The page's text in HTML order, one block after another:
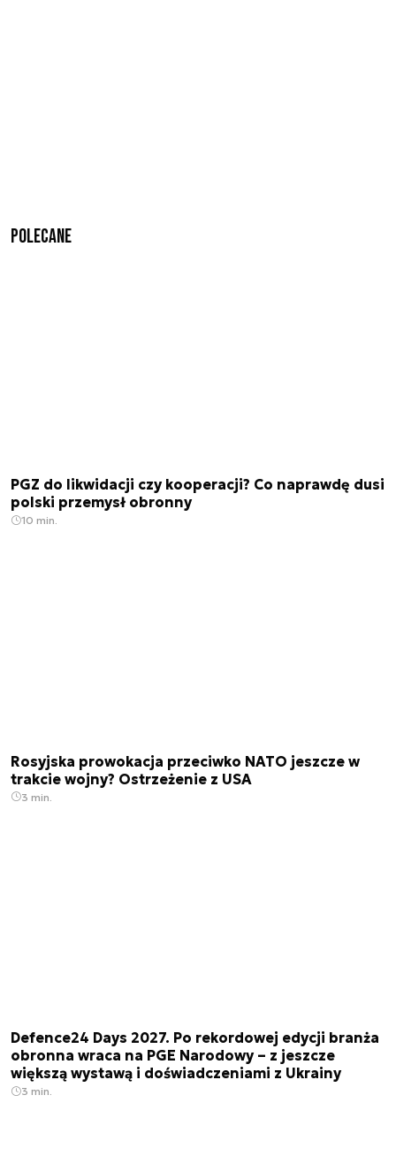
Polecane
PGZ do likwidacji czy kooperacji? Co naprawdę dusi
polski przemysł obronny
10 min.
Rosyjska prowokacja przeciwko NATO jeszcze w
trakcie wojny? Ostrzeżenie z USA
3 min.
Defence24 Days 2027. Po rekordowej edycji branża
obronna wraca na PGE Narodowy – z jeszcze
większą wystawą i doświadczeniami z Ukrainy
3 min.